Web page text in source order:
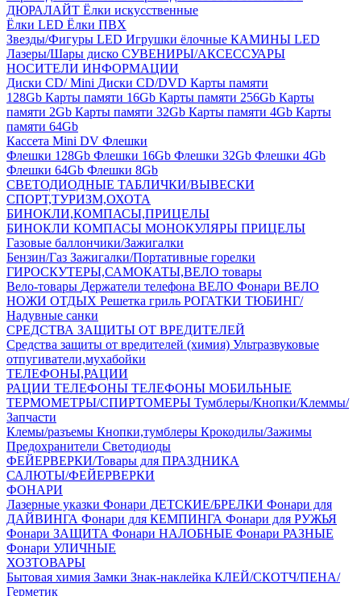
ДЮРАЛАЙТ Ёлки искусственные
Ёлки LED Ёлки ПВХ
Звезды/Фигуры LED Игрушки ёлочные КАМИНЫ LED
Лазеры/Шары диско СУВЕНИРЫ/АКСЕССУАРЫ
НОСИТЕЛИ ИНФОРМАЦИИ
Диски CD/ Mini Диски CD/DVD Карты памяти
128Gb Карты памяти 16Gb Карты памяти 256Gb Карты
памяти 2Gb Карты памяти 32Gb Карты памяти 4Gb Карты
памяти 64Gb
Кассета Mini DV Флешки
Флешки 128Gb Флешки 16Gb Флешки 32Gb Флешки 4Gb
Флешки 64Gb Флешки 8Gb
СВЕТОДИОДНЫЕ ТАБЛИЧКИ/ВЫВЕСКИ
СПОРТ,ТУРИЗМ,ОХОТА
БИНОКЛИ,КОМПАСЫ,ПРИЦЕЛЫ
БИНОКЛИ КОМПАСЫ МОНОКУЛЯРЫ ПРИЦЕЛЫ
Газовые баллончики/Зажигалки
Бензин/Газ Зажигалки/Портативные горелки
ГИРОСКУТЕРЫ,САМОКАТЫ,ВЕЛО товары
Вело-товары Держатели телефона ВЕЛО Фонари ВЕЛО
НОЖИ ОТДЫХ Решетка гриль РОГАТКИ ТЮБИНГ/
Надувные санки
СРЕДСТВА ЗАЩИТЫ ОТ ВРЕДИТЕЛЕЙ
Средства защиты от вредителей (химия) Ультразвуковые
отпугиватели,мухабойки
ТЕЛЕФОНЫ,РАЦИИ
РАЦИИ ТЕЛЕФОНЫ ТЕЛЕФОНЫ МОБИЛЬНЫЕ
ТЕРМОМЕТРЫ/СПИРТОМЕРЫ Тумблеры/Кнопки/Клеммы/
Запчасти
Клемы/разъемы Кнопки,тумблеры Крокодилы/Зажимы
Предохранители Светодиоды
ФЕЙЕРВЕРКИ/Товары для ПРАЗДНИКА
САЛЮТЫ/ФЕЙЕРВЕРКИ
ФОНАРИ
Лазерные указки Фонари ДЕТСКИЕ/БРЕЛКИ Фонари для
ДАЙВИНГА Фонари для КЕМПИНГА Фонари для РУЖЬЯ
Фонари ЗАЩИТА Фонари НАЛОБНЫЕ Фонари РАЗНЫЕ
Фонари УЛИЧНЫЕ
ХОЗТОВАРЫ
Бытовая химия Замки Знак-наклейка КЛЕЙ/СКОТЧ/ПЕНА/
Герметик